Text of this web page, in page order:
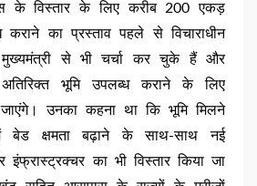
के विस्तार के लिए करीब 200 एकड़
कराने का प्रस्ताव पहले से विचाराधीन
से भी चर्चा कर चुके हैं और
भूमि उपलब्ध कराने के लिए
उनका कहना था कि भूमि मिलने
क्षमता बढ़ाने के साथ-साथ नई
इंफ्रास्ट्रक्चर का भी विस्तार किया जा